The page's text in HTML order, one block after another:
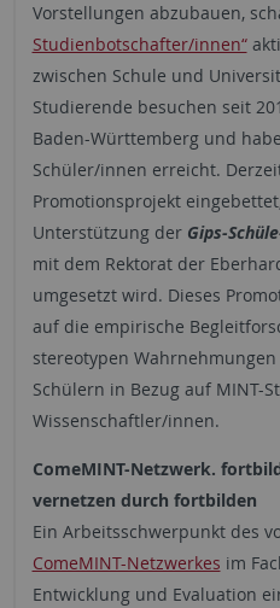
Vorstellungen abzubauen,
Studienbotschafter/innen“
zwischen Schule und
Studierende besuchen seit
Baden-Württemberg und
Schüler/innen erreicht.
Promotionsprojekt
Unterstützung der Gips-
mit dem Rektorat der
umgesetzt wird. Dieses
auf die empirische
stereotypen
Schülern in Bezug auf MINT-
Wissenschaftler/innen.
ComeMINT-Netzwerk.
vernetzen durch fortbilden
Ein Arbeitsschwerpunkt des
ComeMINT-Netzwerkes im
Entwicklung und Evaluation